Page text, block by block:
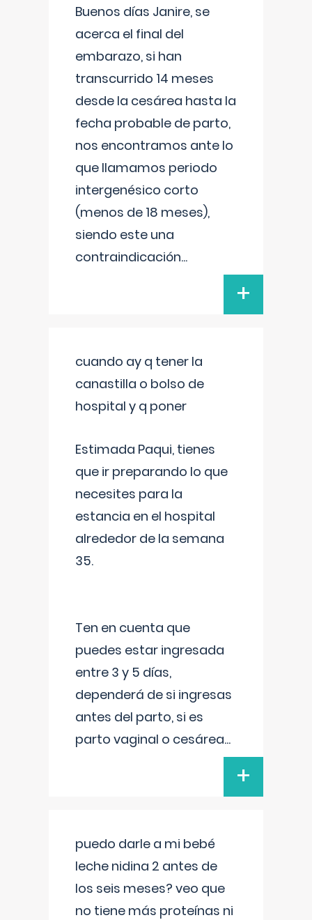
Buenos días Janire, se
acerca el final del
embarazo, si han
transcurrido 14 meses
desde la cesárea hasta la
fecha probable de parto,
nos encontramos ante lo
que llamamos periodo
intergenésico corto
(menos de 18 meses),
siendo este una
contraindicación...
+
cuando ay q tener la
canastilla o bolso de
hospital y q poner
Estimada Paqui, tienes
que ir preparando lo que
necesites para la
estancia en el hospital
alrededor de la semana
35.
Ten en cuenta que
puedes estar ingresada
entre 3 y 5 días,
dependerá de si ingresas
antes del parto, si es
parto vaginal o cesárea...
+
puedo darle a mi bebé
leche nidina 2 antes de
los seis meses? veo que
no tiene más proteínas ni